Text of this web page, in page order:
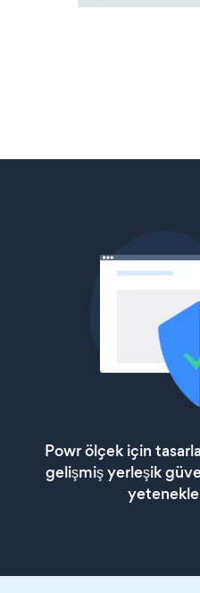
Powr ölçek için
gelişmiş yerleşik